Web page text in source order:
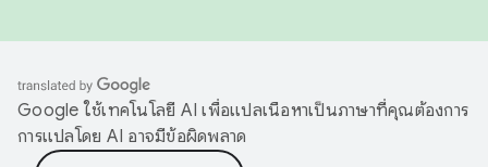
Google ใช้เทคโนโลยี AI เพื่อแปลเนื้อหาเป็นภาษาที่คุณต้องการ
การแปลโดย AI อาจมีข้อผิดพลาด